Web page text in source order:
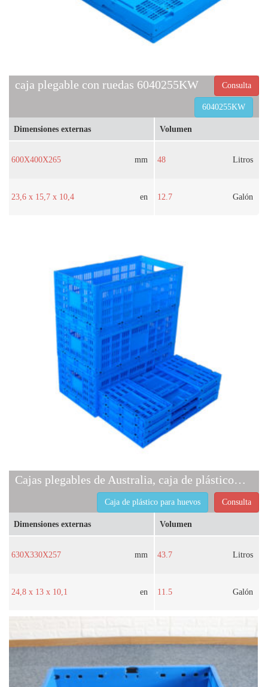
caja plegable con ruedas 6040255KW Consulta
6040255KW
Dimensiones externas
600X400X265 mm
23,6 x 15,7 x 10,4 en
Volumen
48 Litros
12.7 Galón
Cajas plegables de Australia, caja de plástico para huevos
Consulta
Caja de plástico para huevos
Dimensiones externas
630X330X257 mm
24,8 x 13 x 10,1 en
Volumen
43.7 Litros
11.5 Galón